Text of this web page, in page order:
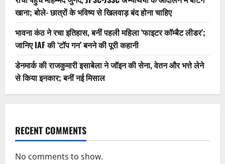
खाना; बोले- छात्रों के भविष्य से खिलवाड़ बंद होना चाहिए
भावना कंठ ने रचा इतिहास, बनीं पहली महिला ‘फाइटर कॉम्बैट लीडर’;
जानिए IAF की ‘टॉप गन’ बनने की पूरी कहानी
डेनमार्क की राजकुमारी इसाबेला ने जॉइन की सेना, वेतन और भत्ते लेने
से किया इनकार; बनीं नई मिसाल
RECENT COMMENTS
No comments to show.